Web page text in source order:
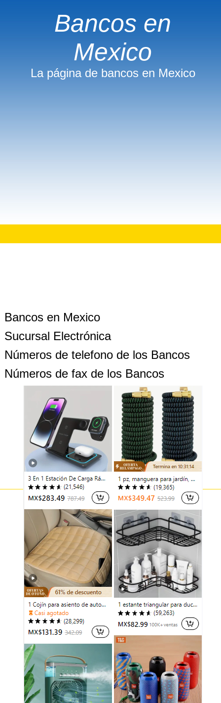
Bancos en
Mexico
La página de bancos en Mexico
Bancos en Mexico
Sucursal Electrónica
Números de telefono de los Bancos
Números de fax de los Bancos